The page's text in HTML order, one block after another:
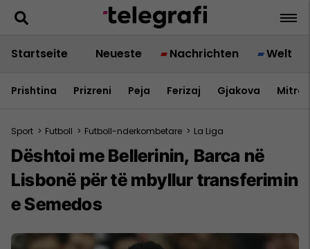
Startseite Neueste Nachrichten Welt
Prishtina Prizreni Peja Ferizaj Gjakova
Sport > Futboll > Futboll-nderkombetare > La Liga
Dështoi me Bellerinin, Barca në
Lisbonë për të mbyllur transferimin
e Semedos